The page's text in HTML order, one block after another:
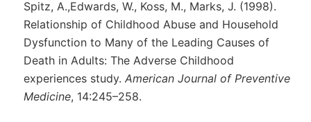
Spitz, A.,Edwards, W., Koss, M., Marks, J. (1998).
Relationship of Childhood Abuse and Household
Dysfunction to Many of the Leading Causes of
Death in Adults: The Adverse Childhood
experiences study. American Journal of Preventive
Medicine, 14:245–258.